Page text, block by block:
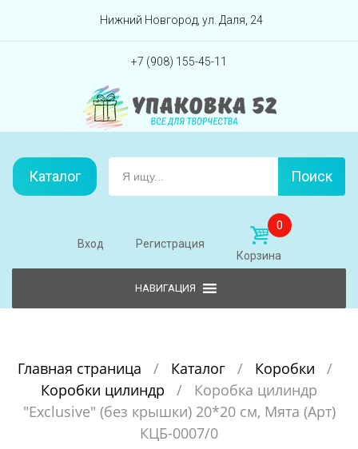
Перейти вниз
Нижний Новгород, ул. Даля, 24
+7 (908) 155-45-11
Каталог Поиск
Вход Регистрация
0
Корзина
Главная страница / Каталог / Коробки
/
Коробки цилиндр
/
Коробка цилиндр
"Exclusive" (без крышки) 20*20 см, Мята (Арт)
КЦБ-0007/0